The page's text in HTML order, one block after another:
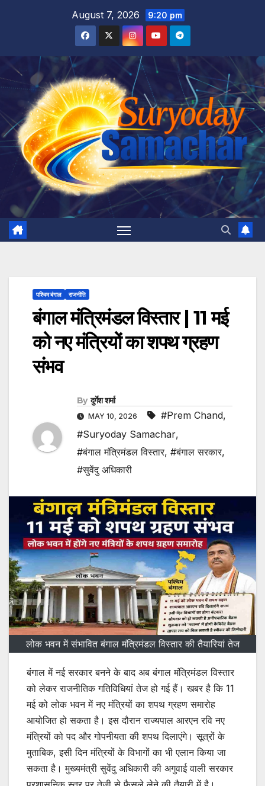
August 7, 2026 9:20 pm
पश्चिम बंगाल राजनीति
बंगाल मंत्रिमंडल विस्तार | 11 मई
को नए मंत्रियों का शपथ ग्रहण
संभव
By दुर्गेश शर्मा
MAY 10, 2026 #Prem Chand,
#Suryoday Samachar,
#बंगाल मंत्रिमंडल विस्तार, #बंगाल सरकार,
#सुवेंदु अधिकारी
लोक भवन में संभावित बंगाल मंत्रिमंडल विस्तार की तैयारियां तेज
बंगाल में नई सरकार बनने के बाद अब बंगाल मंत्रिमंडल विस्तार
को लेकर राजनीतिक गतिविधियां तेज हो गई हैं। खबर है कि 11
मई को लोक भवन में नए मंत्रियों का शपथ ग्रहण समारोह
आयोजित हो सकता है। इस दौरान राज्यपाल आरएन रवि नए
मंत्रियों को पद और गोपनीयता की शपथ दिलाएंगे। सूत्रों के
मुताबिक, इसी दिन मंत्रियों के विभागों का भी एलान किया जा
सकता है। मुख्यमंत्री सुवेंदु अधिकारी की अगुवाई वाली सरकार